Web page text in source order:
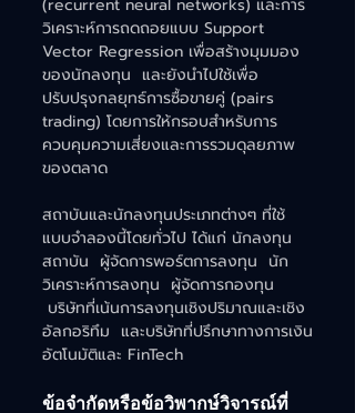
(recurrent neural networks) และการ
วิเคราะห์การถดถอยแบบ Support
Vector Regression เพื่อสร้างมุมมอง
ของนักลงทุน  และยังนำไปใช้เพื่อ
ปรับปรุงกลยุทธ์การซื้อขายคู่ (pairs
trading) โดยการให้กรอบสำหรับการ
ควบคุมความเสี่ยงและการรวมดุลยภาพ
ของตลาด
สถาบันและนักลงทุนประเภทต่างๆ ที่ใช้
แบบจำลองนี้โดยทั่วไป ได้แก่ นักลงทุน
สถาบัน  ผู้จัดการพอร์ตการลงทุน  นัก
วิเคราะห์การลงทุน  ผู้จัดการกองทุน
บริษัทที่เน้นการลงทุนเชิงปริมาณและเชิง
อัลกอริทึม  และบริษัทที่ปรึกษาทางการเงิน
อัตโนมัติและ FinTech
ข้อจำกัดหรือข้อวิพากษ์วิจารณ์ที่